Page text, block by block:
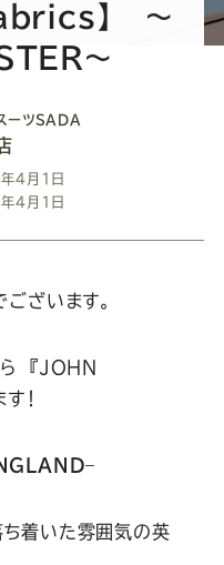
ツ
SADA
の
公
式
LINE
】 ～
～
ーツSADA
4月1日
4月1日
ざいます。
『JOHN
！
–
着いた雰囲気の英